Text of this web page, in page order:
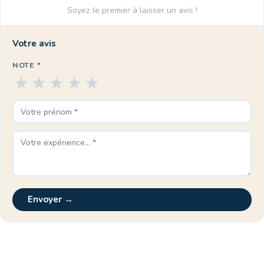
Soyez le premier à laisser un avis !
Votre avis
NOTE *
★
★
★
★
★
Envoyer →